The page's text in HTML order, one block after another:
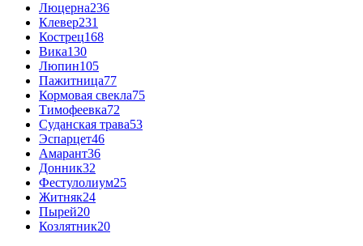
Люцерна236
Клевер231
Кострец168
Вика130
Люпин105
Пажитница77
Кормовая свекла75
Тимофеевка72
Суданская трава53
Эспарцет46
Амарант36
Донник32
Фестулолиум25
Житняк24
Пырей20
Козлятник20